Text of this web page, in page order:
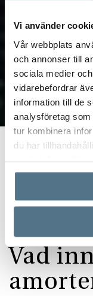
Vi använder
Vår webbplats
och annonser till
sociala medier
vidarebefordrar
information till de
analysföretag
tur kombinera
du har
modeller
Vad